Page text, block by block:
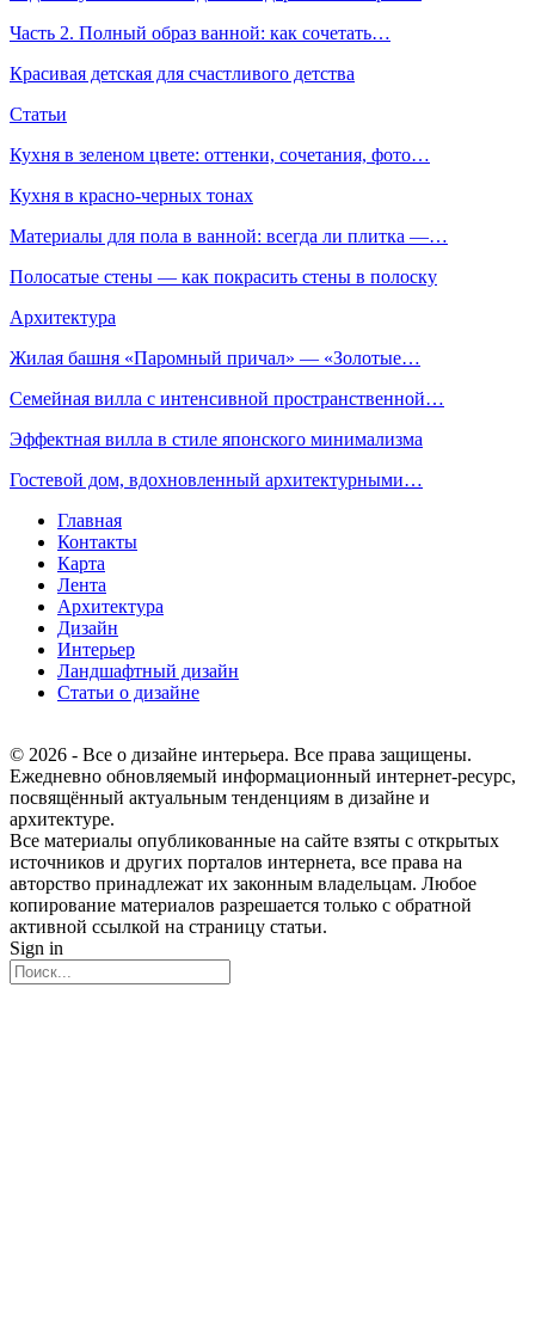
Часть 2. Полный образ ванной: как сочетать…
Красивая детская для счастливого детства
Статьи
Кухня в зеленом цвете: оттенки, сочетания, фото…
Кухня в красно-черных тонах
Материалы для пола в ванной: всегда ли плитка —…
Полосатые стены — как покрасить стены в полоску
Архитектура
Жилая башня «Паромный причал» — «Золотые…
Семейная вилла с интенсивной пространственной…
Эффектная вилла в стиле японского минимализма
Гостевой дом, вдохновленный архитектурными…
Главная
Контакты
Карта
Лента
Архитектура
Дизайн
Интерьер
Ландшафтный дизайн
Статьи о дизайне
© 2026 - Все о дизайне интерьера. Все права защищены.
Ежедневно обновляемый информационный интернет-ресурс,
посвящённый актуальным тенденциям в дизайне и
архитектуре.
Все материалы опубликованные на сайте взяты с открытых
источников и других порталов интернета, все права на
авторство принадлежат их законным владельцам. Любое
копирование материалов разрешается только с обратной
активной ссылкой на страницу статьи.
Sign in